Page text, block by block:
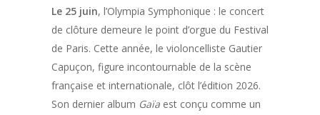
Le 25 juin, l’Olympia Symphonique : le concert
de clôture demeure le point d’orgue du Festival
de Paris. Cette année, le violoncelliste Gautier
Capuçon, figure incontournable de la scène
française et internationale, clôt l’édition 2026.
Son dernier album Gaïaest conçu comme un